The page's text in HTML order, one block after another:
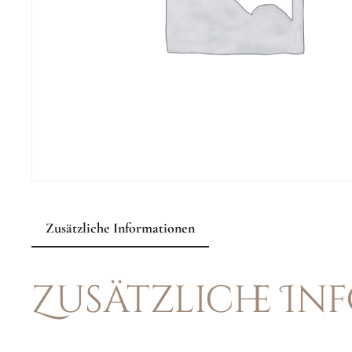
Zusätzliche Informationen
Zusätzliche